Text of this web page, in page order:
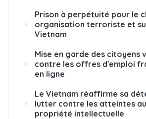
Prison à perpétuité pour le
organisation terroriste et
Vietnam
Mise en garde des citoyens
contre les offres d'emploi
en ligne
Le Vietnam réaffirme sa
lutter contre les atteintes
propriété intellectuelle